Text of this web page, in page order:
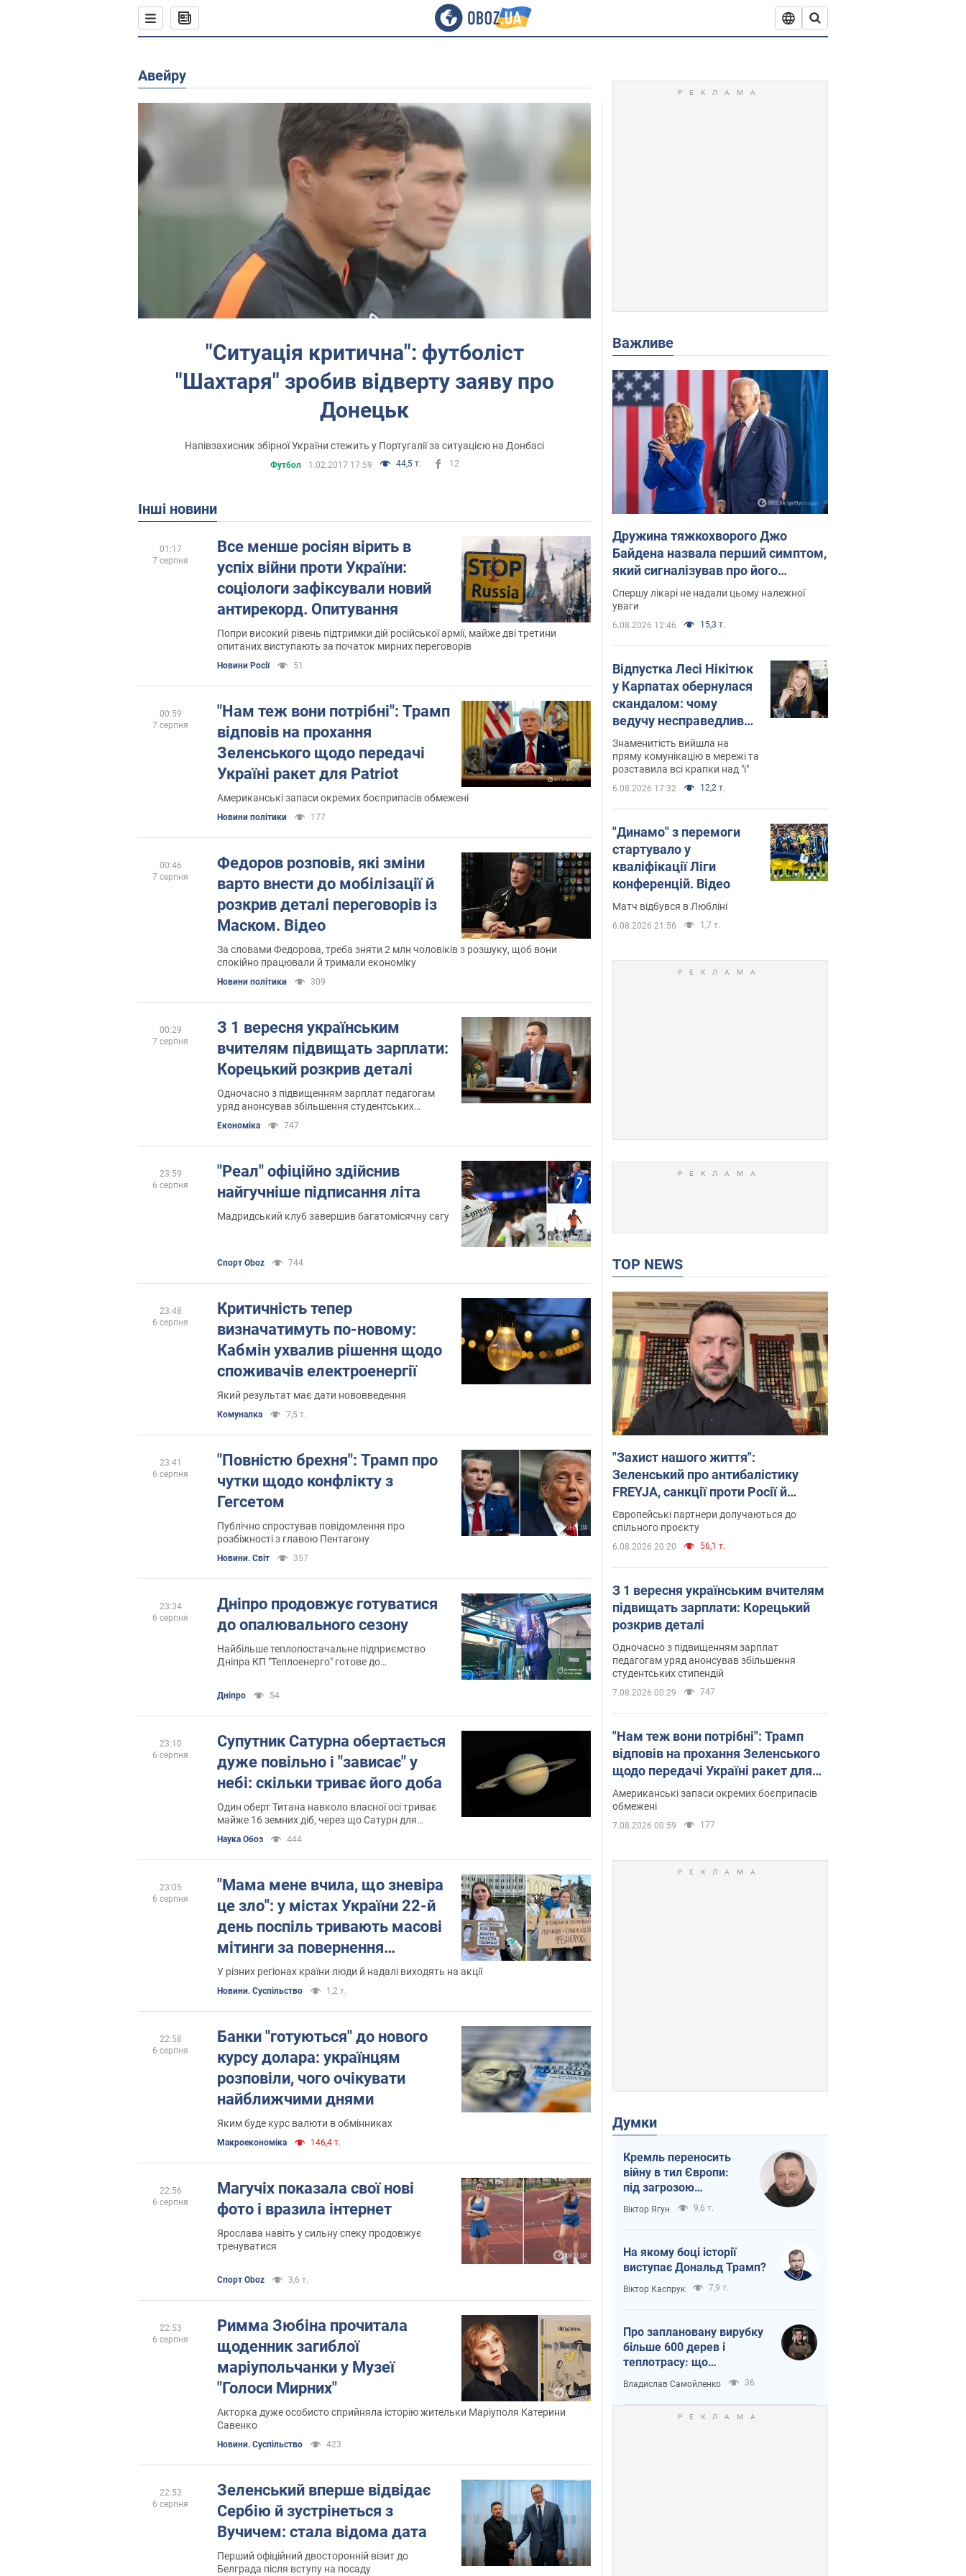
Авейру
"Ситуація критична": футболіст
"Шахтаря" зробив відверту заяву про
Донецьк
Напівзахисник збірної України стежить у Португалії за ситуацією на Донбасі
Футбол 1.02.2017 17:59 44,5 т. 12
Інші новини
Все менше росіян вірить в
успіх війни проти України:
соціологи зафіксували новий
антирекорд. Опитування
Попри високий рівень підтримки дій російської армії, майже дві третини
опитаних виступають за початок мирних переговорів
Новини Росії 51
01:17
7 серпня
"Нам теж вони потрібні": Трамп
відповів на прохання
Зеленського щодо передачі
Україні ракет для Patriot
Американські запаси окремих боєприпасів обмежені
Новини політики 177
00:59
7 серпня
Федоров розповів, які зміни
варто внести до мобілізації й
розкрив деталі переговорів із
Маском. Відео
За словами Федорова, треба зняти 2 млн чоловіків з розшуку, щоб вони
спокійно працювали й тримали економіку
Новини політики 309
00:46
7 серпня
З 1 вересня українським
вчителям підвищать зарплати:
Корецький розкрив деталі
Одночасно з підвищенням зарплат педагогам
уряд анонсував збільшення студентських
стипендій
Економіка 747
00:29
7 серпня
"Реал" офіційно здійснив
найгучніше підписання літа
Мадридський клуб завершив багатомісячну сагу
Спорт Oboz 744
23:59
6 серпня
Критичність тепер
визначатимуть по-новому:
Кабмін ухвалив рішення щодо
споживачів електроенергії
Який результат має дати нововведення
Комуналка 7,5 т.
23:48
6 серпня
"Повністю брехня": Трамп про
чутки щодо конфлікту з
Гегсетом
Публічно спростував повідомлення про
розбіжності з главою Пентагону
Новини. Світ 357
23:41
6 серпня
Дніпро продовжує готуватися
до опалювального сезону
Найбільше теплопостачальне підприємство
Дніпра КП "Теплоенерго" готове до
Дніпро 54
23:34
6 серпня
Супутник Сатурна обертається
дуже повільно і "зависає" у
небі: скільки триває його доба
Один оберт Титана навколо власної осі триває
майже 16 земних діб, через що Сатурн для
горизонт
Наука Обоз 444
23:10
6 серпня
"Мама мене вчила, що зневіра
це зло": у містах України 22-й
день поспіль тривають масові
мітинги за повернення
Федорова. Фото і відео
У різних регіонах країни люди й надалі виходять на акції
Новини. Суспільство 1,2 т.
23:05
6 серпня
Банки "готуються" до нового
курсу долара: українцям
розповіли, чого очікувати
найближчими днями
Яким буде курс валюти в обмінниках
Mакроекономіка 146,4 т.
22:58
6 серпня
Магучіх показала свої нові
фото і вразила інтернет
Ярослава навіть у сильну спеку продовжує
тренуватися
Спорт Oboz 3,6 т.
22:56
6 серпня
Римма Зюбіна прочитала
щоденник загиблої
маріупольчанки у Музеї
"Голоси Мирних"
Акторка дуже особисто сприйняла історію жительки Маріуполя Катерини
Савенко
Новини. Суспільство 423
22:53
6 серпня
Зеленський вперше відвідає
Сербію й зустрінеться з
Вучичем: стала відома дата
Перший офіційний двосторонній візит до
Белграда після вступу на посаду
22:53
6 серпня
Важливе
Дружина тяжкохворого Джо
Байдена назвала перший симптом,
який сигналізував про його
"агресивний" рак
Спершу лікарі не надали цьому належної
уваги
6.08.2026 12:46 15,3 т.
Відпустка Лесі Нікітюк
у Карпатах обернулася
скандалом: чому
ведучу несправедливо
захейтили
Знаменитість вийшла на
пряму комунікацію в мережі та
розставила всі крапки над "і"
6.08.2026 17:32 12,2 т.
"Динамо" з перемоги
стартувало у
кваліфікації Ліги
конференцій. Відео
Матч відбувся в Любліні
6.08.2026 21:56 1,7 т.
TOP NEWS
"Захист нашого життя":
Зеленський про антибалістику
FREYJA, санкції проти Росії й
підтримку аграріїв. Відео
Європейські партнери долучаються до
спільного проєкту
6.08.2026 20:20 56,1 т.
З 1 вересня українським вчителям
підвищать зарплати: Корецький
розкрив деталі
Одночасно з підвищенням зарплат
педагогам уряд анонсував збільшення
студентських стипендій
7.08.2026 00:29 747
"Нам теж вони потрібні": Трамп
відповів на прохання Зеленського
щодо передачі Україні ракет для
Patriot
Американські запаси окремих боєприпасів
обмежені
7.08.2026 00:59 177
Думки
Кремль переносить
війну в тил Європи:
під загрозою
критична логістика
Віктор Ягун 9,6 т.
На якому боці історії
виступає Дональд Трамп?
Віктор Каспрук 7,9 т.
Про заплановану вирубку
більше 600 дерев і
теплотрасу: що
відбувається на Теремках
у Києві
Владислав Самойленко 36